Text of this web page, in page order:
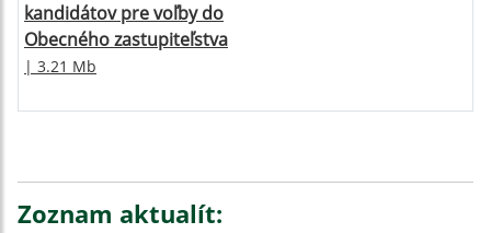
kandidátov pre voľby do
Obecného zastupiteľstva
| 3.21 Mb
Zoznam aktualít: